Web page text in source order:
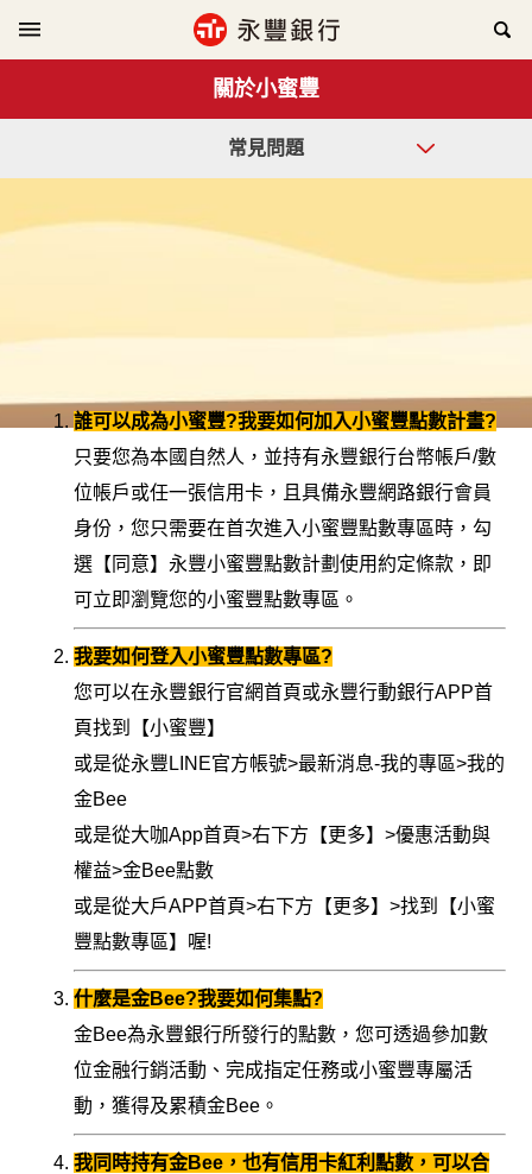
關於小蜜豐
常見問題
誰可以成為小蜜豐?我要如何加入小蜜豐點數計畫?
只要您為本國自然人，並持有永豐銀行台幣帳戶/數
位帳戶或任一張信用卡，且具備永豐網路銀行會員
身份，您只需要在首次進入小蜜豐點數專區時，勾
選【同意】永豐小蜜豐點數計劃使用約定條款，即
可立即瀏覽您的小蜜豐點數專區。
我要如何登入小蜜豐點數專區?
您可以在永豐銀行官網首頁或永豐行動銀行APP首
頁找到【小蜜豐】
或是從永豐LINE官方帳號>最新消息-我的專區>我的
金Bee
或是從大咖App首頁>右下方【更多】>優惠活動與
權益>金Bee點數
或是從大戶APP首頁>右下方【更多】>找到【小蜜
豐點數專區】喔!
什麼是金Bee?我要如何集點?
金Bee為永豐銀行所發行的點數，您可透過參加數
位金融行銷活動、完成指定任務或小蜜豐專屬活
動，獲得及累積金Bee。
我同時持有金Bee，也有信用卡紅利點數，可以合